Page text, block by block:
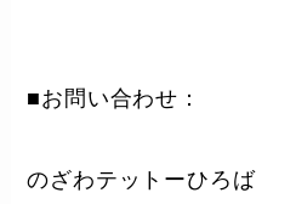
■お問い合わせ：
のざわテットーひろば